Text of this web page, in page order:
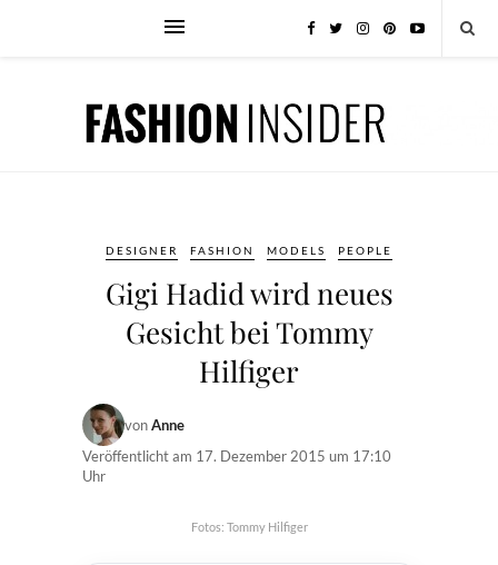
DESIGNER FASHION MODELS PEOPLE
Gigi Hadid wird neues
Gesicht bei Tommy
Hilfiger
vonAnne
Veröffentlicht am 17. Dezember 2015 um 17:10
Uhr
Fotos: Tommy Hilfiger